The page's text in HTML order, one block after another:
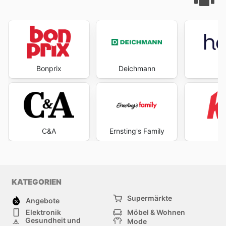
Bonprix
C&A
Deichmann
Ernsting's Family
KATEGORIEN
Angebote
Supermärkte
Elektronik
Möbel & Wohnen
Gesundheit und
Mode